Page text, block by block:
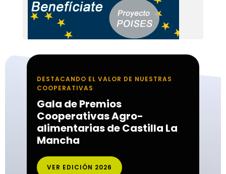
DESTACANDO EL VALOR DE NUESTRAS
COOPERATIVAS
Gala de Premios
Cooperativas Agro-
alimentarias de Castilla La
Mancha
VER EDICIÓN 2026